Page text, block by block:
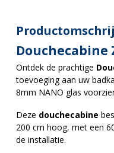
Douchecabine
Ontdek de prachtige
toevoeging aan uw
8mm NANO glas
Deze douchecabine
200 cm hoog, met een
de installatie.